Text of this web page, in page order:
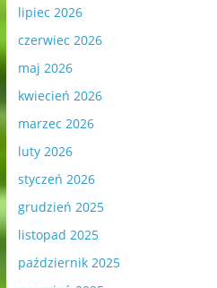
lipiec 2026
czerwiec 2026
maj 2026
kwiecień 2026
marzec 2026
luty 2026
styczeń 2026
grudzień 2025
listopad 2025
październik 2025